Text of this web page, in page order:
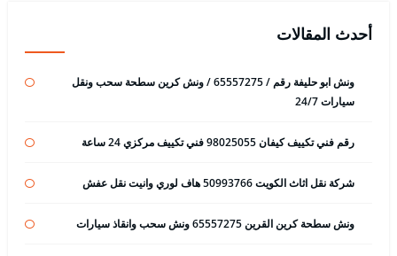
أحدث المقالات
ونش ابو حليفة رقم / 65557275 / ونش كرين سطحة سحب ونقل
سيارات 24/7
رقم فني تكييف كيفان 98025055 فني تكييف مركزي 24 ساعة
شركة نقل اثاث الكويت 50993766 هاف لوري وانيت نقل عفش
ونش سطحة كرين القرين 65557275 ونش سحب وانقاذ سيارات